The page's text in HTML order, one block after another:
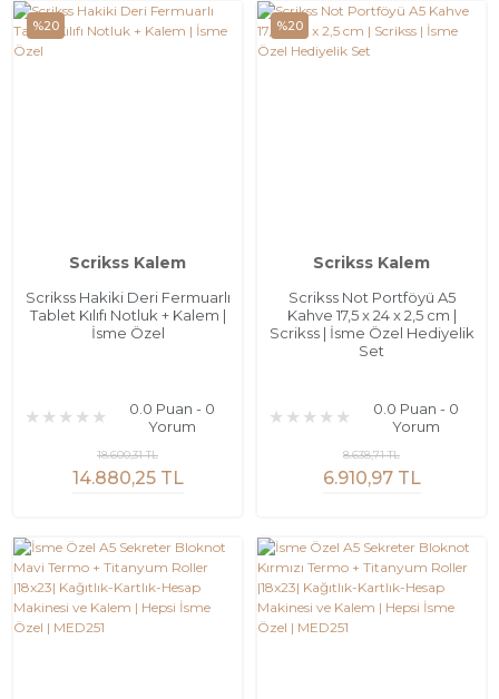
%20
Scrikss Kalem
Scrikss Hakiki Deri Fermuarlı
Tablet Kılıfı Notluk + Kalem |
İsme Özel
0.0 Puan - 0
Yorum
14.880,25 TL
18.600,31 TL
%20
Scrikss Kalem
Scrikss Not Portföyü A5
Kahve 17,5 x 24 x 2,5 cm |
Scrikss | İsme Özel Hediyelik
Set
0.0 Puan - 0
Yorum
6.910,97 TL
8.638,71 TL